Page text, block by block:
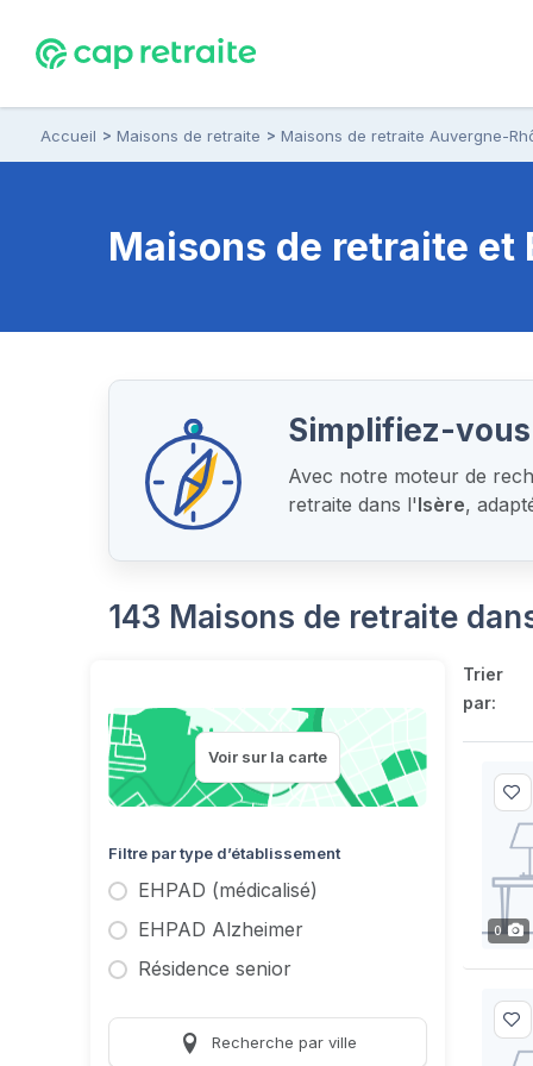
Accueil Maisons de retraite Maisons de retraite Auvergne-
Maisons de retraite et
Simplifiez-
Avec notre moteur de
retraite dans l'Isère,
143 Maisons de retraite
Voir sur la carte
Filtre par type d’établissement
EHPAD (médicalisé)
EHPAD Alzheimer
Résidence senior
Recherche par ville
Trier
par:
0